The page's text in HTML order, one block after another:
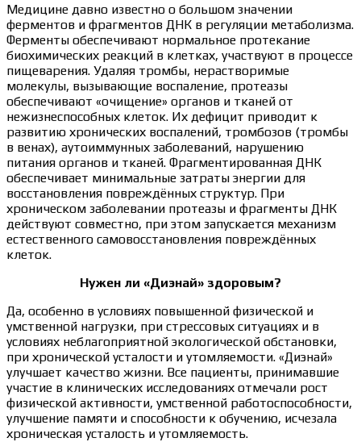
Медицине давно известно о большом значении
ферментов и фрагментов ДНК в регуляции метаболизма.
Ферменты обеспечивают нормальное протекание
биохимических реакций в клетках, участвуют в процессе
пищеварения. Удаляя тромбы, нерастворимые
молекулы, вызывающие воспаление, протеазы
обеспечивают «очищение» органов и тканей от
нежизнеспособных клеток. Их дефицит приводит к
развитию хронических воспалений, тромбозов (тромбы
в венах), аутоиммунных заболеваний, нарушению
питания органов и тканей. Фрагментированная ДНК
обеспечивает минимальные затраты энергии для
восстановления повреждённых структур. При
хроническом заболевании протеазы и фрагменты ДНК
действуют совместно, при этом запускается механизм
естественного самовосстановления повреждённых
клеток.
Нужен ли «Диэнай» здоровым?
Да, особенно в условиях повышенной физической и
умственной нагрузки, при стрессовых ситуациях и в
условиях неблагоприятной экологической обстановки,
при хронической усталости и утомляемости. «Диэнай»
улучшает качество жизни. Все пациенты, принимавшие
участие в клинических исследованиях отмечали рост
физической активности, умственной работоспособности,
улучшение памяти и способности к обучению, исчезала
хроническая усталость и утомляемость.